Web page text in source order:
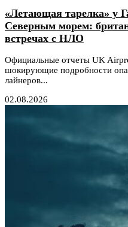
«Летающая тарелка» у
Северным морем:
встречах с НЛО
Официальные отчеты UK
шокирующие подробности
лайнеров...
02.08.2026